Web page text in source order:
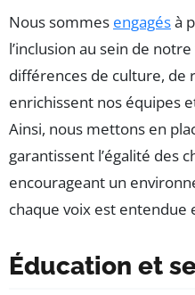
Nous sommes engagésà
l’inclusion au sein de
différences de culture, de
enrichissent nos équipes
Ainsi, nous mettons en
garantissent l’égalité des
encourageant un
chaque voix est entendue
Éducation et